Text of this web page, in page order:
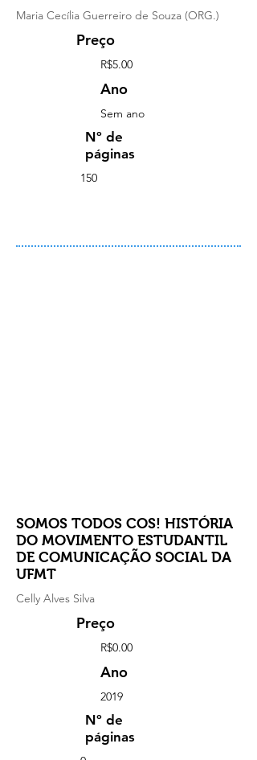
Maria Cecília Guerreiro de Souza (ORG.)
Preço
R$5.00
Ano
Sem ano
Nº de
páginas
150
SOMOS TODOS COS! HISTÓRIA
DO MOVIMENTO ESTUDANTIL
DE COMUNICAÇÃO SOCIAL DA
UFMT
Celly Alves Silva
Preço
R$0.00
Ano
2019
Nº de
páginas